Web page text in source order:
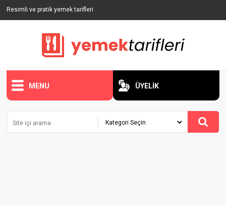
Resimli ve pratik yemek tarifleri
MENU ÜYELİK